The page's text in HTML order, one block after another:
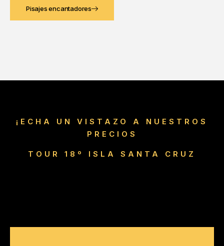
Pisajes encantadores
¡ECHA UN VISTAZO A NUESTROS
PRECIOS
TOUR 18º ISLA SANTA CRUZ